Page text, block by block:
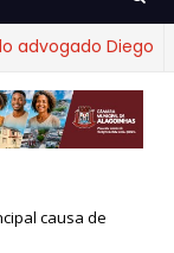
Diego
causa de